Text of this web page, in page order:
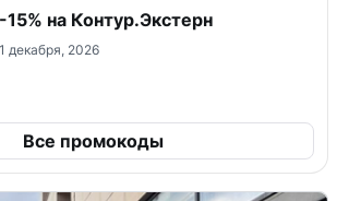
на Контур.Экстерн
декабря, 2026
Все промокоды